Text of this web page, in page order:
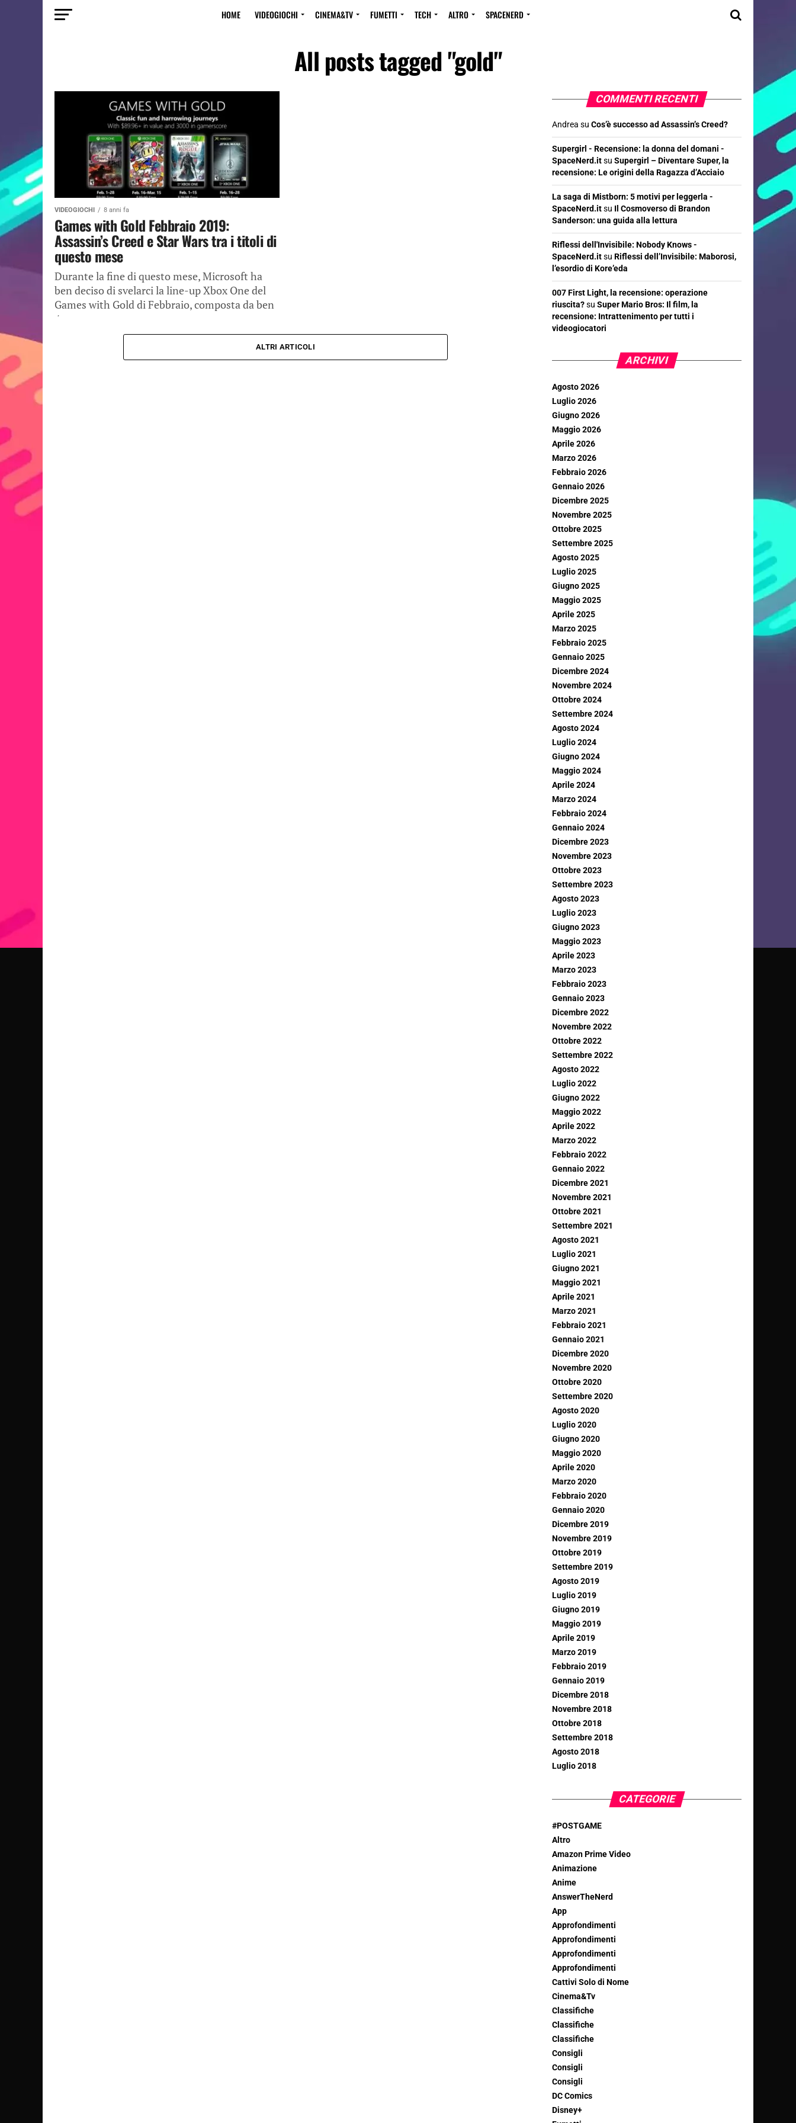
HOME VIDEOGIOCHI CINEMA&TV FUMETTI TECH ALTRO SPACENERD
All posts tagged "gold"
VIDEOGIOCHI 8 anni fa
Games with Gold Febbraio 2019:
Assassin’s Creed e Star Wars tra i titoli di
questo mese
Durante la fine di questo mese, Microsoft ha
ben deciso di svelarci la line-up Xbox One del
Games with Gold di Febbraio, composta da ben
4...
ALTRI ARTICOLI
COMMENTI RECENTI
Andrea su Cos’è successo ad Assassin’s Creed?
Supergirl - Recensione: la donna del domani -
SpaceNerd.itsu Supergirl – Diventare Super, la
recensione: Le origini della Ragazza d’Acciaio
La saga di Mistborn: 5 motivi per leggerla -
SpaceNerd.itsu Il Cosmoverso di Brandon
Sanderson: una guida alla lettura
Riflessi dell'Invisibile: Nobody Knows -
SpaceNerd.itsu Riflessi dell’Invisibile: Maborosi,
l’esordio di Kore’eda
007 First Light, la recensione: operazione
riuscita?su Super Mario Bros: Il film, la
recensione: Intrattenimento per tutti i
videogiocatori
ARCHIVI
Agosto 2026
Luglio 2026
Giugno 2026
Maggio 2026
Aprile 2026
Marzo 2026
Febbraio 2026
Gennaio 2026
Dicembre 2025
Novembre 2025
Ottobre 2025
Settembre 2025
Agosto 2025
Luglio 2025
Giugno 2025
Maggio 2025
Aprile 2025
Marzo 2025
Febbraio 2025
Gennaio 2025
Dicembre 2024
Novembre 2024
Ottobre 2024
Settembre 2024
Agosto 2024
Luglio 2024
Giugno 2024
Maggio 2024
Aprile 2024
Marzo 2024
Febbraio 2024
Gennaio 2024
Dicembre 2023
Novembre 2023
Ottobre 2023
Settembre 2023
Agosto 2023
Luglio 2023
Giugno 2023
Maggio 2023
Aprile 2023
Marzo 2023
Febbraio 2023
Gennaio 2023
Dicembre 2022
Novembre 2022
Ottobre 2022
Settembre 2022
Agosto 2022
Luglio 2022
Giugno 2022
Maggio 2022
Aprile 2022
Marzo 2022
Febbraio 2022
Gennaio 2022
Dicembre 2021
Novembre 2021
Ottobre 2021
Settembre 2021
Agosto 2021
Luglio 2021
Giugno 2021
Maggio 2021
Aprile 2021
Marzo 2021
Febbraio 2021
Gennaio 2021
Dicembre 2020
Novembre 2020
Ottobre 2020
Settembre 2020
Agosto 2020
Luglio 2020
Giugno 2020
Maggio 2020
Aprile 2020
Marzo 2020
Febbraio 2020
Gennaio 2020
Dicembre 2019
Novembre 2019
Ottobre 2019
Settembre 2019
Agosto 2019
Luglio 2019
Giugno 2019
Maggio 2019
Aprile 2019
Marzo 2019
Febbraio 2019
Gennaio 2019
Dicembre 2018
Novembre 2018
Ottobre 2018
Settembre 2018
Agosto 2018
Luglio 2018
CATEGORIE
#POSTGAME
Altro
Amazon Prime Video
Animazione
Anime
AnswerTheNerd
App
Approfondimenti
Approfondimenti
Approfondimenti
Approfondimenti
Cattivi Solo di Nome
Cinema&Tv
Classifiche
Classifiche
Classifiche
Consigli
Consigli
Consigli
DC Comics
Disney+